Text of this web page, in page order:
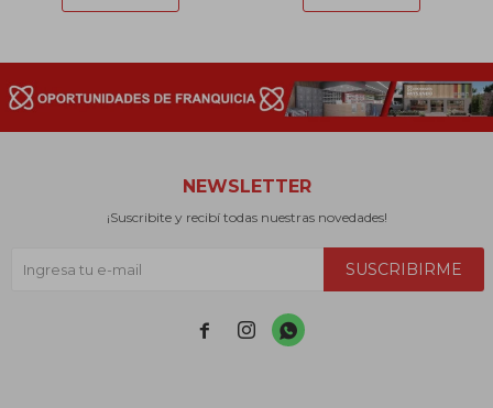
NEWSLETTER
¡Suscribite y recibí todas nuestras novedades!
SUSCRIBIRME
  